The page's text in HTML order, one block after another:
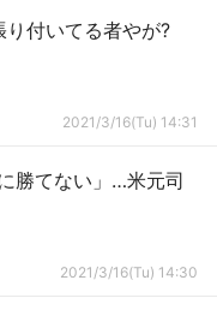
付いてる者やが?
2021/3/16(Tu) 14:31
勝てない」…米元司
2021/3/16(Tu) 14:30